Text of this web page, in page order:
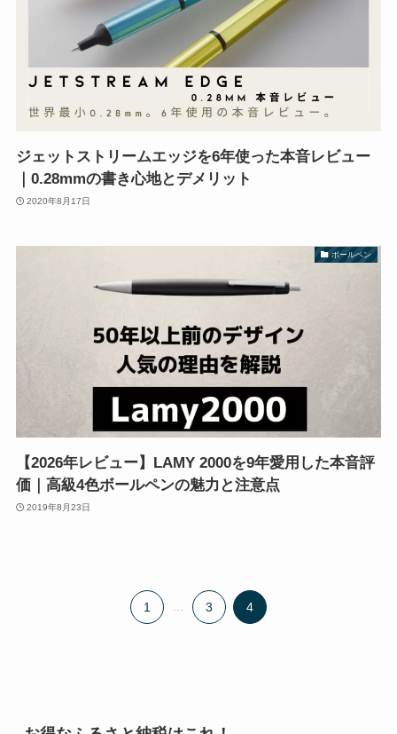
ジェットストリームエッジを6年使った本音レビュー
｜0.28mmの書き心地とデメリット
2020年8月17日
ボールペン
【2026年レビュー】LAMY 2000を9年愛用した本音評
価｜高級4色ボールペンの魅力と注意点
2019年8月23日
1 3 4